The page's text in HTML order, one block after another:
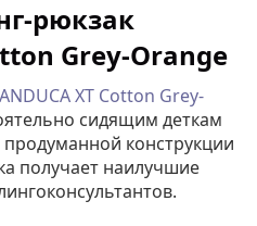
рюкзак
Grey-Orange
XT Cotton Grey-
сидящим деткам
продуманной конструкции
получает наилучшие